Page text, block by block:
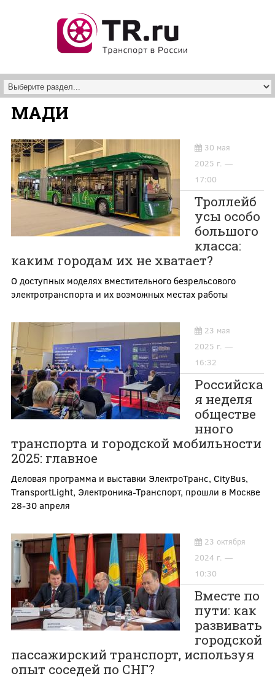
МАДИ
30 мая
2025 г. —
17:00
Троллейб
усы особо
большого
класса:
каким городам их не хватает?
О доступных моделях вместительного безрельсового
электротранспорта и их возможных местах работы
23 мая
2025 г. —
16:32
Российска
я неделя
обществе
нного
транспорта и городской мобильности
2025: главное
Деловая программа и выставки ЭлектроТранс, CityBus,
TransportLight, Электроника-Транспорт, прошли в Москве
28-30 апреля
23 октября
2024 г. —
10:30
Вместе по
пути: как
развивать
городской
пассажирский транспорт, используя
опыт соседей по СНГ?